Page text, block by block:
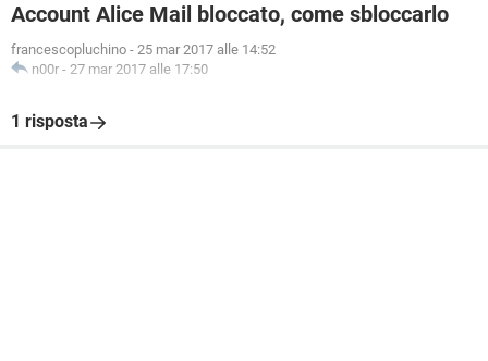
Account Alice Mail bloccato, come sbloccarlo
francescopluchino - 25 mar 2017 alle 14:52
n00r - 27 mar 2017 alle 17:50
1 risposta